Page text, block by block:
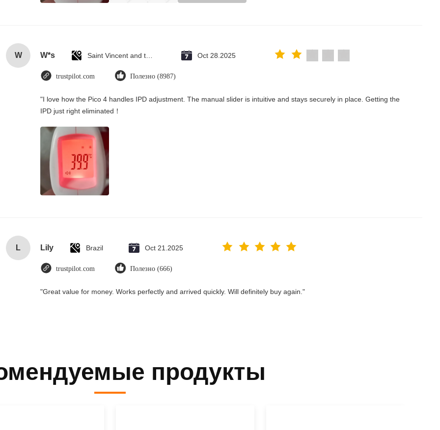
W W*s Oct 28.2025
trustpilot.com Полезно (8987)
"I love how the Pico 4 handles IPD adjustment. The manual slider is intuitive and stays securely in place. Getting the
IPD just right eliminated！
L Lily Brazil Oct 21.2025
trustpilot.com Полезно (666)
"Great value for money. Works perfectly and arrived quickly. Will definitely buy again."
продукты